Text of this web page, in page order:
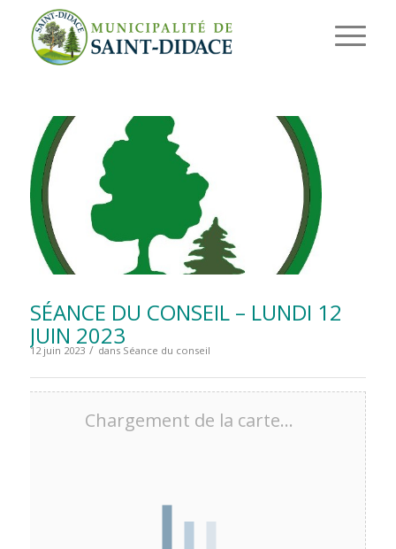
SÉANCE DU CONSEIL – LUNDI 12
JUIN 2023
12 juin 2023 / dans Séance du conseil
Chargement de la carte…